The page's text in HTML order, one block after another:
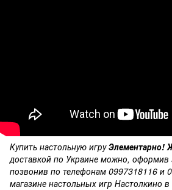
Купить настольную игруЭлементарно!
доставкой по Украине можно, оформив
позвонив по телефонам 0997318116 и
магазине настольных игр Настолкино